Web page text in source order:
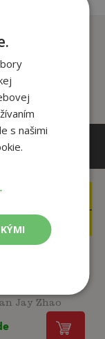
13
Jay Zhao
s našimi